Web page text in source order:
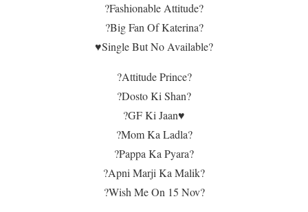
?Fashionable Attitude?
?Big Fan Of Katerina?
♥️Single But No Available?
?Attitude Prince?
?Dosto Ki Shan?
?GF Ki Jaan♥️
?Mom Ka Ladla?
?Pappa Ka Pyara?
?Apni Marji Ka Malik?
?Wish Me On 15 Nov?